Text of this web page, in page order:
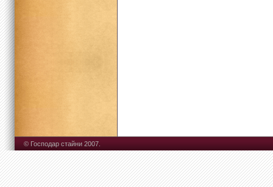
© Господар стайни 2007.